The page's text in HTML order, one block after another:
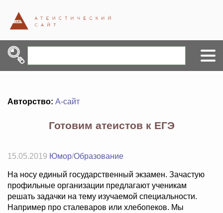
Авторство: А-сайт
Готовим атеистов к ЕГЭ
15.05.2019 Юмор/Образование
На носу единый государственный экзамен. Зачастую
профильные организации предлагают ученикам
решать задачки на тему изучаемой специальности.
Например про сталеваров или хлебопеков. Мы